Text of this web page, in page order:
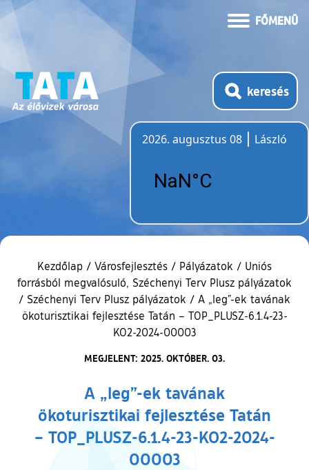
FŐMENÜ
keresés
2026. augusztus 08
László
Kezdőlap / Városfejlesztés / Pályázatok / Uniós
forrásból megvalósuló, Széchenyi Terv Plusz pályázatok
/ Széchenyi Terv Plusz pályázatok / A „leg”-ek tavának
ökoturisztikai fejlesztése Tatán – TOP_PLUSZ-6.1.4-23-
KO2-2024-00003
MEGJELENT: 2025. OKTÓBER. 03.
A „leg”-ek tavának
ökoturisztikai fejlesztése Tatán
– TOP_PLUSZ-6.1.4-23-KO2-2024-
00003